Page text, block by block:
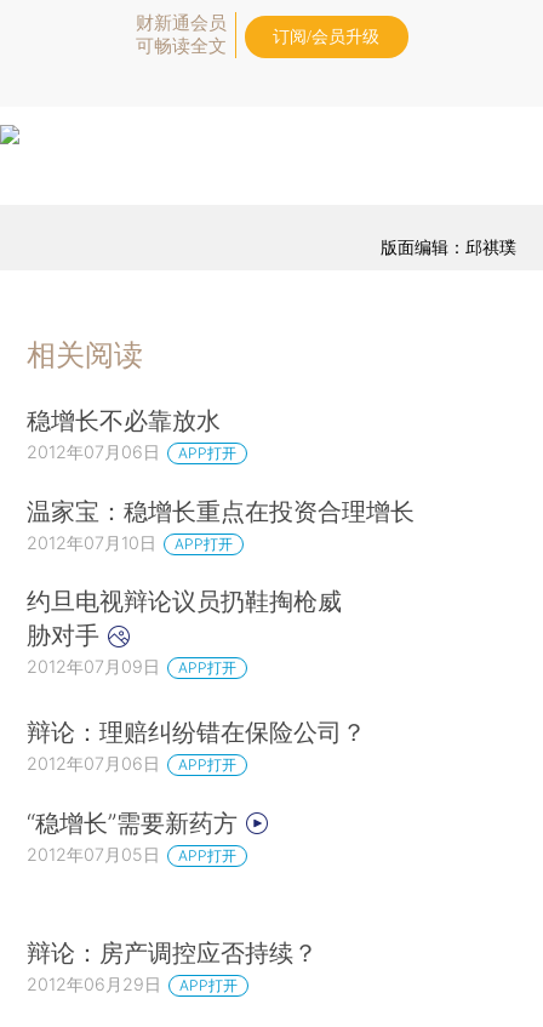
财新通会员
可畅读全文
订阅/会员升级
版面编辑：邱祺璞
相关阅读
稳增长不必靠放水
2012年07月06日 APP打开
温家宝：稳增长重点在投资合理增长
2012年07月10日 APP打开
约旦电视辩论议员扔鞋掏枪威
胁对手
2012年07月09日 APP打开
辩论：理赔纠纷错在保险公司？
2012年07月06日 APP打开
“稳增长”需要新药方
2012年07月05日 APP打开
辩论：房产调控应否持续？
2012年06月29日 APP打开